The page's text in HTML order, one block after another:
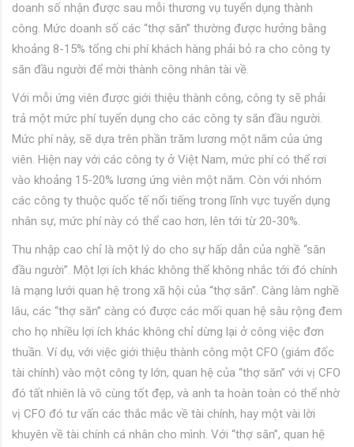
doanh số nhận được sau mỗi thương vụ tuyển dụng thành
công. Mức doanh số các “thợ săn” thường được hưởng bằng
khoảng 8-15% tổng chi phí khách hàng phải bỏ ra cho công ty
săn đầu người để mời thành công nhân tài về.
Với mỗi ứng viên được giới thiệu thành công, công ty sẽ phải
trả một mức phí tuyển dụng cho các công ty săn đầu người.
Mức phí này, sẽ dựa trên phần trăm lương một năm của ứng
viên. Hiện nay với các công ty ở Việt Nam, mức phí có thể rơi
vào khoảng 15-20% lương ứng viên một năm. Còn với nhóm
các công ty thuộc quốc tế nổi tiếng trong lĩnh vực tuyển dụng
nhân sự, mức phí này có thể cao hơn, lên tới từ 20-30%.
Thu nhập cao chỉ là một lý do cho sự hấp dẫn của nghề “săn
đầu người”. Một lợi ích khác không thể không nhắc tới đó chính
là mạng lưới quan hệ trong xã hội của “thợ săn”. Càng làm nghề
lâu, các “thợ săn” càng có được các mối quan hệ sâu rộng đem
cho họ nhiều lợi ích khác không chỉ dừng lại ở công việc đơn
thuần. Ví dụ, với việc giới thiệu thành công một CFO (giám đốc
tài chính) vào một công ty lớn, quan hệ của “thợ săn” với vị CFO
đó tất nhiên là vô cùng tốt đẹp, và anh ta hoàn toàn có thể nhờ
vị CFO đó tư vấn các thắc mắc về tài chính, hay một vài lời
khuyên về tài chính cá nhân cho mình. Với “thợ săn”, quan hệ